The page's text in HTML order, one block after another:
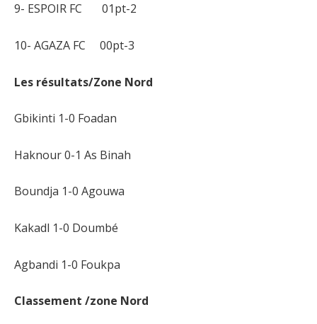
9- ESPOIR FC 01pt-2
10- AGAZA FC 00pt-3
Les résultats/Zone Nord
Gbikinti 1-0 Foadan
Haknour 0-1 As Binah
Boundja 1-0 Agouwa
Kakadl 1-0 Doumbé
Agbandi 1-0 Foukpa
Classement /zone Nord